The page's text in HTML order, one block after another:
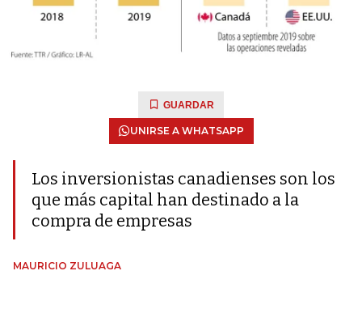
GUARDAR
UNIRSE A WHATSAPP
Los inversionistas canadienses son los
que más capital han destinado a la
compra de empresas
MAURICIO ZULUAGA